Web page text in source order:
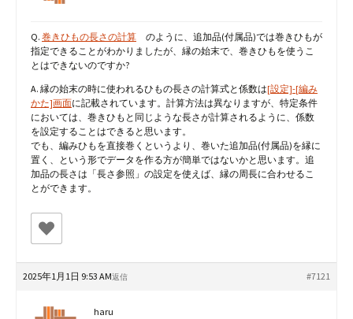
Q. 巻きひもの長さの計算 のように、追加品(付属品)では巻きひもが
指定できることがわかりましたが、縁の始末で、巻きひもを使うこ
とはできないのですか?
A. 縁の始末の時に使われるひもの長さの計算式と係数は[設定]-[編み
かた]画面に記載されています。計算方法は異なりますが、特定条件
においては、巻きひもと同じような長さが計算されるように、係数
を設定することはできると思います。
でも、編みひもを直接巻くというより、巻いた追加品(付属品)を縁に
置く、という形でデータを作る方が簡単ではないかと思います。追
加品の長さは「長さ参照」の設定を使えば、縁の周長に合わせるこ
とができます。
2025年1月1日 9:53 AM #7121
返信
haru